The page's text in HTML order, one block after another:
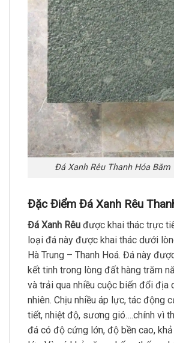
Đá Xanh Rêu Thanh Hóa Băm
Đặc Điểm Đá Xanh Rêu
Đá Xanh Rêu được khai thác trực
loại đá này được khai thác dưới
Hà Trung – Thanh Hoá. Đá này
kết tinh trong lòng đất hàng trăm
và trải qua nhiều cuộc biến đổi địa
nhiên. Chịu nhiều áp lực, tác động
tiết, nhiệt độ, sương gió….chính vì
đá có độ cứng lớn, độ bền cao,